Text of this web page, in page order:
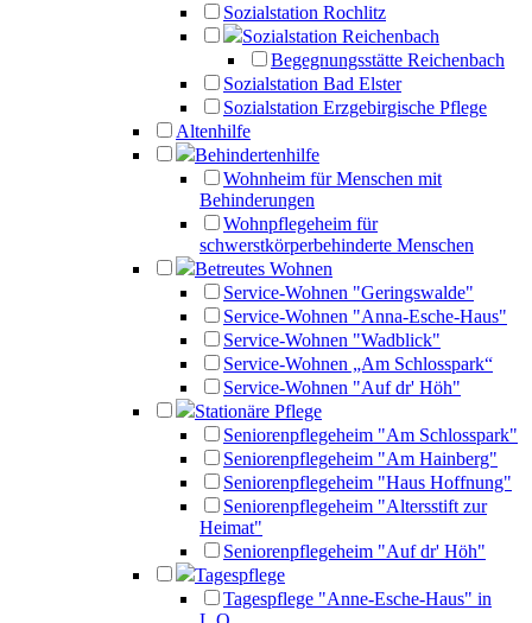
Sozialstation Rochlitz
Sozialstation Reichenbach
Begegnungsstätte Reichenbach
Sozialstation Bad Elster
Sozialstation Erzgebirgische Pflege
Altenhilfe
Behindertenhilfe
Wohnheim für Menschen mit
Behinderungen
Wohnpflegeheim für
schwerstkörperbehinderte Menschen
Betreutes Wohnen
Service-Wohnen "Geringswalde"
Service-Wohnen "Anna-Esche-Haus"
Service-Wohnen "Wadblick"
Service-Wohnen „Am Schlosspark“
Service-Wohnen "Auf dr' Höh"
Stationäre Pflege
Seniorenpflegeheim "Am Schlosspark"
Seniorenpflegeheim "Am Hainberg"
Seniorenpflegeheim "Haus Hoffnung"
Seniorenpflegeheim "Altersstift zur
Heimat"
Seniorenpflegeheim "Auf dr' Höh"
Tagespflege
Tagespflege "Anne-Esche-Haus" in